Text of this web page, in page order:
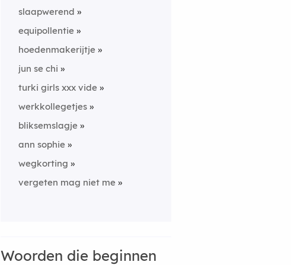
slaapwerend
equipollentie
hoedenmakerijtje
jun se chi
turki girls xxx vide
werkkollegetjes
bliksemslagje
ann sophie
wegkorting
vergeten mag niet me
Woorden die beginnen